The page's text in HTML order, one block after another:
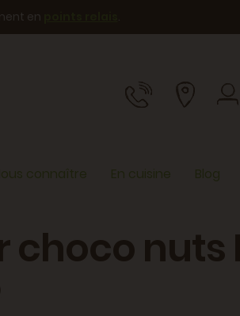
en .
connaître En cuisine Blog
nuts